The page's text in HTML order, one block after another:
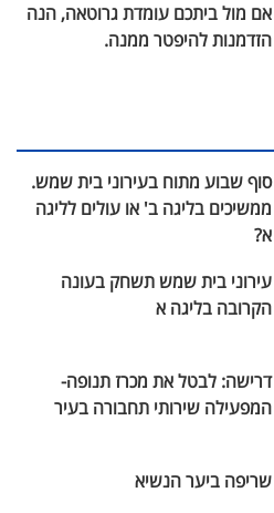
אם מול ביתכם עומדת גרוטאה, הנה
הזדמנות להיפטר ממנה.
סוף שבוע מתוח בעירוני בית שמש.
ממשיכים בליגה ב' או עולים לליגה
א?
עירוני בית שמש תשחק בעונה
הקרובה בליגה א
דרישה: לבטל את מכרז תנופה-
המפעילה שירותי תחבורה בעיר
שריפה ביער הנשיא